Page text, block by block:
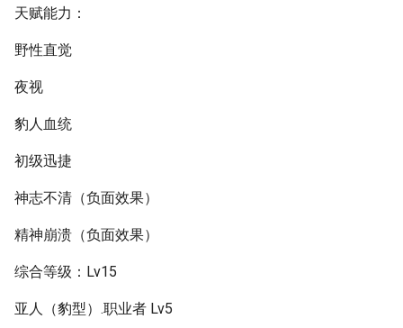
天赋能力：
野性直觉
夜视
豹人血统
初级迅捷
神志不清（负面效果）
精神崩溃（负面效果）
综合等级：Lv15
亚人（豹型）.职业者 Lv5